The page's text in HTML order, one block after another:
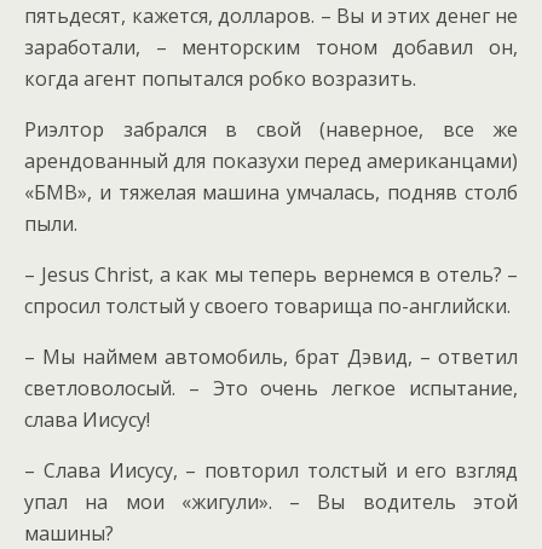
пятьдесят, кажется, долларов. – Вы и этих денег не
заработали, – менторским тоном добавил он,
когда агент попытался робко возразить.
Риэлтор забрался в свой (наверное, все же
арендованный для показухи перед американцами)
«БМВ», и тяжелая машина умчалась, подняв столб
пыли.
– Jesus Christ, а как мы теперь вернемся в отель? –
спросил толстый у своего товарища по-английски.
– Мы наймем автомобиль, брат Дэвид, – ответил
светловолосый. – Это очень легкое испытание,
слава Иисусу!
– Слава Иисусу, – повторил толстый и его взгляд
упал на мои «жигули». – Вы водитель этой
машины?